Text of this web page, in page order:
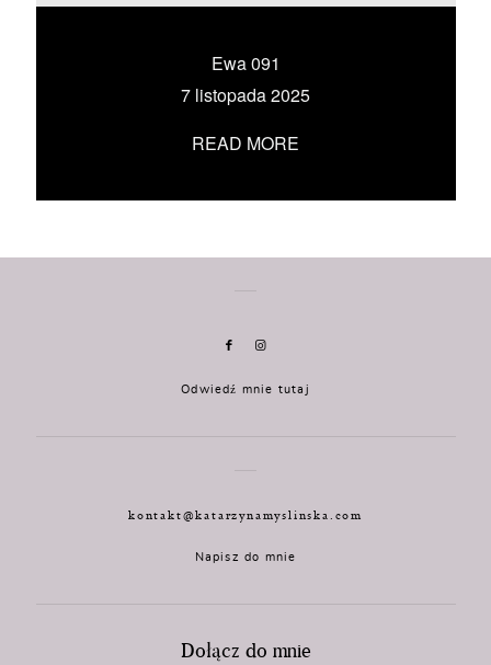
Ewa 091
7 listopada 2025
READ MORE
Odwiedź mnie tutaj
kontakt@katarzynamyslinska.com
Napisz do mnie
Dołącz do mnie